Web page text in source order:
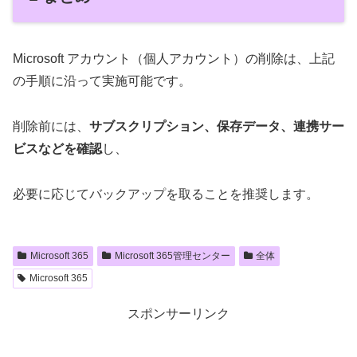
Microsoft アカウント（個人アカウント）の削除は、上記
の手順に沿って実施可能です。
削除前には、 サブスクリプション、保存データ、連携サー
ビスなどを確認し、
必要に応じてバックアップを取ることを推奨します。
Microsoft 365 Microsoft 365管理センター
全体
Microsoft 365
スポンサーリンク